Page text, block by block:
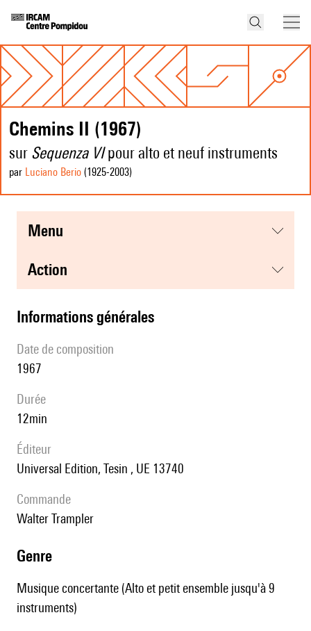
Chemins II (1967)
sur Sequenza VIpour alto et neuf instruments
par Luciano Berio (1925-2003)
menu
action
informations générales
date de composition
1967
durée
12min
éditeur
Universal Edition, Tesin , UE 13740
Commande
Walter Trampler
genre
Musique concertante (Alto et petit ensemble jusqu'à 9
instruments)